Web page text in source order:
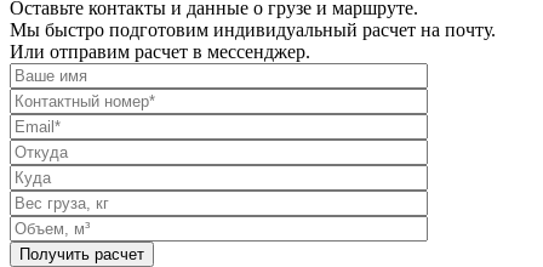
Оставьте контакты и данные о грузе и маршруте.
Мы быстро подготовим индивидуальный расчет на почту.
Или отправим расчет в мессенджер.